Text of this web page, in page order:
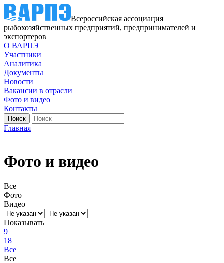
Всероссийская ассоциация
рыбохозяйственных предприятий, предпринимателей и
экспортеров
О ВАРПЭ
Участники
Аналитика
Документы
Новости
Вакансии в отрасли
Фото и видео
Контакты
Главная
Фото и видео
Все
Фото
Видео
Показывать
9
18
Все
Все